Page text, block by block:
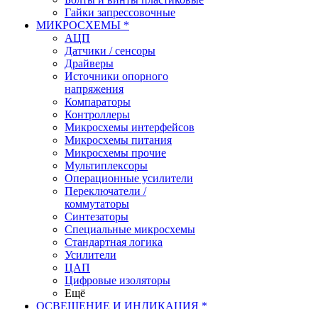
Гайки запрессовочные
МИКРОСХЕМЫ *
АЦП
Датчики / сенсоры
Драйверы
Источники опорного
напряжения
Компараторы
Контроллеры
Микросхемы интерфейсов
Микросхемы питания
Микросхемы прочие
Мультиплексоры
Операционные усилители
Переключатели /
коммутаторы
Синтезаторы
Специальные микросхемы
Стандартная логика
Усилители
ЦАП
Цифровые изоляторы
Ещё
ОСВЕЩЕНИЕ И ИНДИКАЦИЯ *